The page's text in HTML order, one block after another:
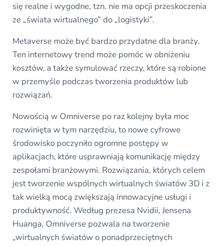
się realne i wygodne, tzn. nie ma opcji przeskoczenia
ze „świata wirtualnego” do „logistyki”.
Metaverse może być bardzo przydatne dla branży.
Ten internetowy trend może pomóc w obniżeniu
kosztów, a także symulować rzeczy, które są robione
w przemyśle podczas tworzenia produktów lub
rozwiązań.
Nowością w Omniverse po raz kolejny była moc
rozwinięta w tym narzędziu, to nowe cyfrowe
środowisko poczyniło ogromne postępy w
aplikacjach, które usprawniają komunikację między
zespołami branżowymi. Rozwiązania, których celem
jest tworzenie wspólnych wirtualnych światów 3D i z
tak wielką mocą zwiększają innowacyjne usługi i
produktywność. Według prezesa Nvidii, Jensena
Huanga, Omniverse pozwala na tworzenie
„wirtualnych światów o ponadprzeciętnych